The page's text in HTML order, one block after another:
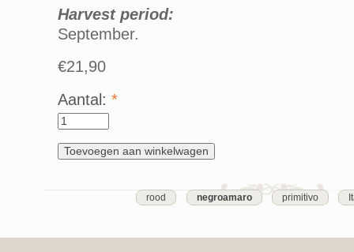
Harvest period:
September.
€21,90
Aantal: *
rood negroamaro primitivo